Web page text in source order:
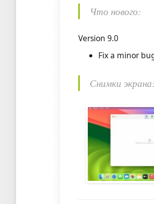
Что нового:
Version 9.0
Fix a minor
Снимки экрана: